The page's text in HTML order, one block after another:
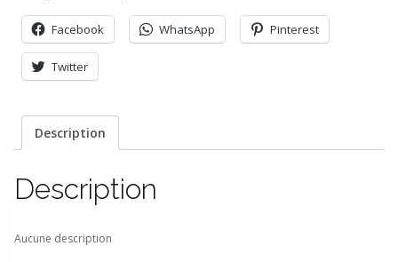
Facebook WhatsApp Pinterest
Twitter
Description
Description
Aucune description